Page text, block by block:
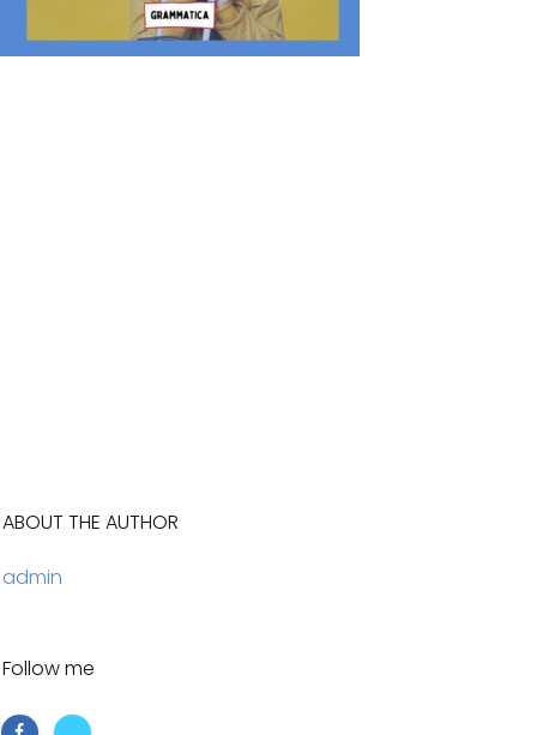
ABOUT THE AUTHOR
admin
Follow me